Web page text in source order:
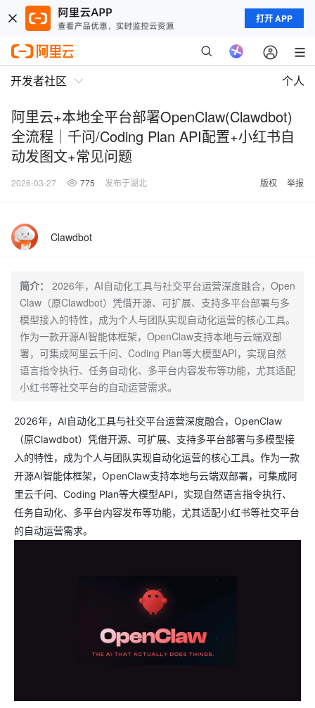
打开 APP
开发者社区 个人
阿里云+本地全平台部署OpenClaw(Clawdbot)
全流程｜千问/Coding Plan API配置+小红书自
动发图文+常见问题
2026-03-27 775 发布于湖北 版权 举报
Clawdbot
简介：
2026年，AI自动化工具与社交平台运营深度融合，Open
Claw（原Clawdbot）凭借开源、可扩展、支持多平台部署与多
模型接入的特性，成为个人与团队实现自动化运营的核心工具。
作为一款开源AI智能体框架，OpenClaw支持本地与云端双部
署，可集成阿里云千问、Coding Plan等大模型API，实现自然
语言指令执行、任务自动化、多平台内容发布等功能，尤其适配
小红书等社交平台的自动运营需求。
2026年，AI自动化工具与社交平台运营深度融合，OpenClaw
（原Clawdbot）凭借开源、可扩展、支持多平台部署与多模型接
入的特性，成为个人与团队实现自动化运营的核心工具。作为一款
开源AI智能体框架，OpenClaw支持本地与云端双部署，可集成阿
里云千问、Coding Plan等大模型API，实现自然语言指令执行、
任务自动化、多平台内容发布等功能，尤其适配小红书等社交平台
的自动运营需求。